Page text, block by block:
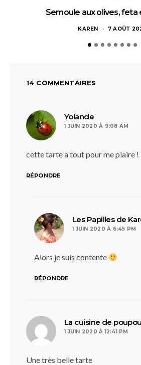
Semoule aux olives, feta
KAREN 7 AOÛT
14 COMMENTAIRES
Yolande
1 JUIN 2020 À 9:08 AM
cette tarte a tout pour me plaire !
RÉPONDRE
Les Papilles de
1 JUIN 2020 À 6:45 PM
Alors je suis contente
RÉPONDRE
La cuisine de
1 JUIN 2020 À 12:41 PM
Une très belle tarte